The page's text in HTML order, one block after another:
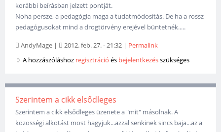
korábbi beírásban jelzett pontját.
Noha persze, a pedagógia maga a tudatmódosítás. De ha a rossz
pedagógusokat mind a drogtörvény erejével büntetnék.....
AndyMage | 2012. feb. 27. - 21:32 | Permalink
A hozzászóláshoz regisztráció és bejelentkezésszükséges
Szerintem a cikk elsődleges
Szerintem a cikk elsődleges üzenete a "mit" másolnak. A
közösségi alkotást most hagyjuk...azzal senkinek sincs baja...az a